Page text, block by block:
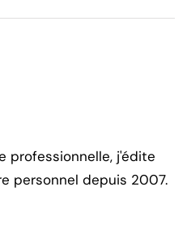
professionnelle, j'édite
personnel depuis 2007.